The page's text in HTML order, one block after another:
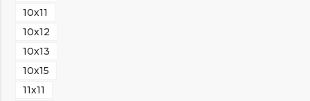
10х11
10х12
10х13
10х15
11х11